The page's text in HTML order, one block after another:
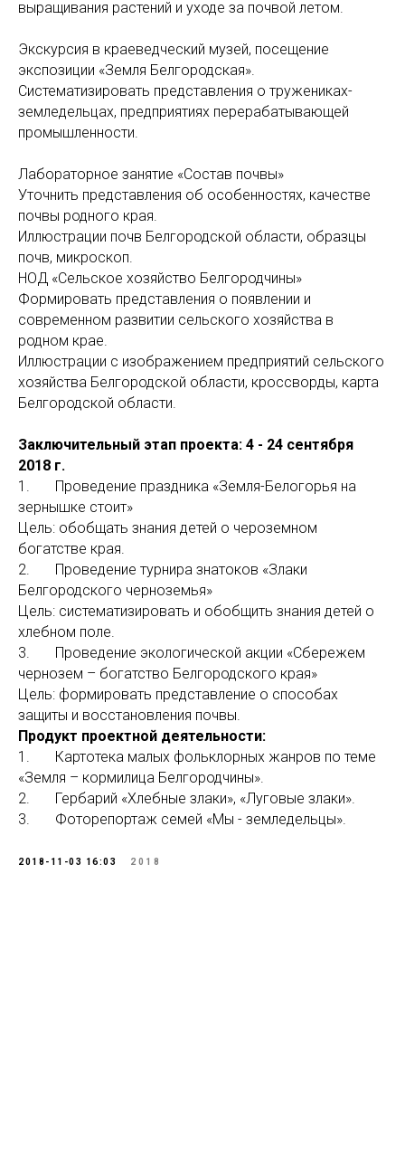
выращивания растений и уходе за почвой летом.
Экскурсия в краеведческий музей, посещение
экспозиции «Земля Белгородская».
Систематизировать представления о тружениках-
земледельцах, предприятиях перерабатывающей
промышленности.
Лабораторное занятие «Состав почвы»
Уточнить представления об особенностях, качестве
почвы родного края.
Иллюстрации почв Белгородской области, образцы
почв, микроскоп.
НОД «Сельское хозяйство Белгородчины»
Формировать представления о появлении и
современном развитии сельского хозяйства в
родном крае.
Иллюстрации с изображением предприятий сельского
хозяйства Белгородской области, кроссворды, карта
Белгородской области.
Заключительный этап проекта: 4 - 24 сентября
2018 г.
1. Проведение праздника «Земля-Белогорья на
зернышке стоит»
Цель: обобщать знания детей о чероземном
богатстве края.
2. Проведение турнира знатоков «Злаки
Белгородского черноземья»
Цель: систематизировать и обобщить знания детей о
хлебном поле.
3. Проведение экологической акции «Сбережем
чернозем – богатство Белгородского края»
Цель: формировать представление о способах
защиты и восстановления почвы.
Продукт проектной деятельности:
1. Картотека малых фольклорных жанров по теме
«Земля – кормилица Белгородчины».
2. Гербарий «Хлебные злаки», «Луговые злаки».
3. Фоторепортаж семей «Мы - земледельцы».
2018-11-03 16:03 2018